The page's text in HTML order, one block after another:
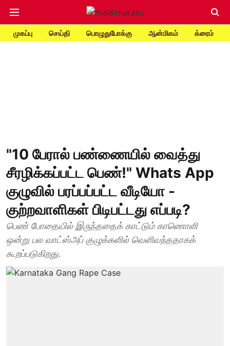
முகப்பு செய்தி பொழுதுபோக்கு ஆன்மிகம் க்ரைம்
"10 பேரால் பண்ணையில் வைத்து
சீரழிக்கப்பட்ட பெண்!" Whats App
குழுவில் பரப்பப்பட்ட வீடியோ -
குற்றவாளிகள் பிடிபட்டது எப்படி?
பெண் போதையில் இருந்ததைக் காட்டும் காணொளி
ஒன்று பல வாட்ஸ்அப் குழுக்களில் வெளிவந்ததாகக்
கூறப்படுகிறது.